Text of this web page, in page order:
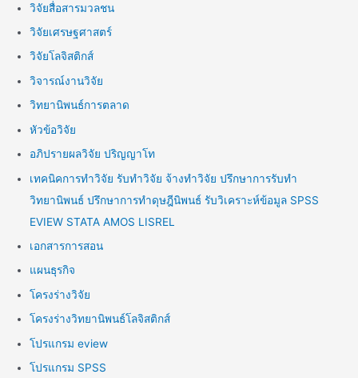
วิจัยสื่อสารมวลชน
วิจัยเศรษฐศาสตร์
วิจัยโลจิสติกส์
วิจารณ์งานวิจัย
วิทยานิพนธ์การตลาด
หัวข้อวิจัย
อภิปรายผลวิจัย ปริญญาโท
เทคนิคการทำวิจัย รับทำวิจัย จ้างทำวิจัย ปรึกษาการรับทำ
วิทยานิพนธ์ ปรึกษาการทำดุษฎีนิพนธ์ รับวิเคราะห์ข้อมูล SPSS
EVIEW STATA AMOS LISREL
เอกสารการสอน
แผนธุรกิจ
โครงร่างวิจัย
โครงร่างวิทยานิพนธ์โลจิสติกส์
โปรแกรม eview
โปรแกรม SPSS